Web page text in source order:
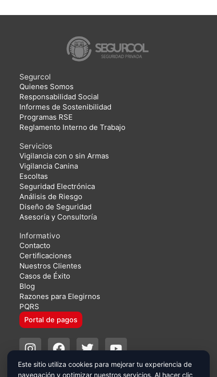
Segurcol
Quienes Somos
Responsabilidad Social
Informes de Sostenibilidad
Programas RSE
Reglamento Interno de Trabajo
Servicios
Vigilancia con o sin Armas
Vigilancia Canina
Escoltas
Seguridad Electrónica
Análisis de Riesgo
Diseño de Seguridad
Asesoría y Consultoría
Informativo
Contacto
Certificaciones
Nuestros Clientes
Casos de Éxito
Blog
Razones para Elegirnos
PQRS
Portal de pagos
I
n
s
F
a
c
T
w
i
Y
o
u
Copyright 2024 | SEGURCOL |Política de Tratamiento de
Este sitio utiliza cookies para mejorar tu experiencia de
navegación y optimizar nuestros servicios. Al hacer clic